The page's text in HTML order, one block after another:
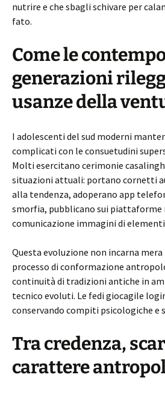
nutrire e che sbagli schivare per
fato.
Come le
generazioni
usanze della
I adolescenti del sud moderni
complicati con le consuetudini
Molti esercitano cerimonie
situazioni attuali: portano cornetti
alla tendenza, adoperano app
smorfia, pubblicano sui piattaforme
comunicazione immagini di
Questa evoluzione non incarna
processo di conformazione
continuità di tradizioni antiche in
tecnico evoluti. Le fedi giocagile
conservando compiti psicologiche e
Tra credenza,
carattere